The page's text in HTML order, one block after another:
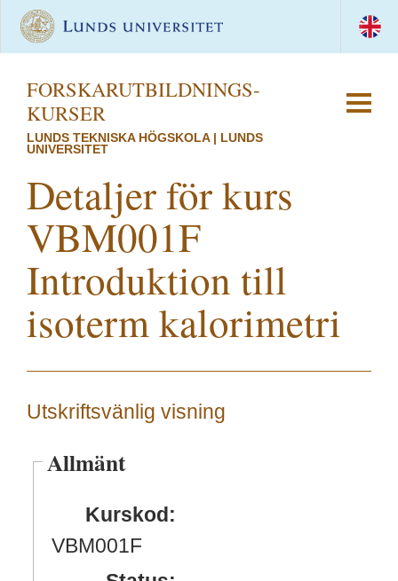
FORSKAR­UTBILDNINGS­
KURSER
LUNDS TEKNISKA HÖGSKOLA | LUNDS
UNIVERSITET
Detaljer för kurs
VBM001F
Introduktion till
isoterm kalorimetri
Utskriftsvänlig visning
Allmänt
Kurskod:
VBM001F